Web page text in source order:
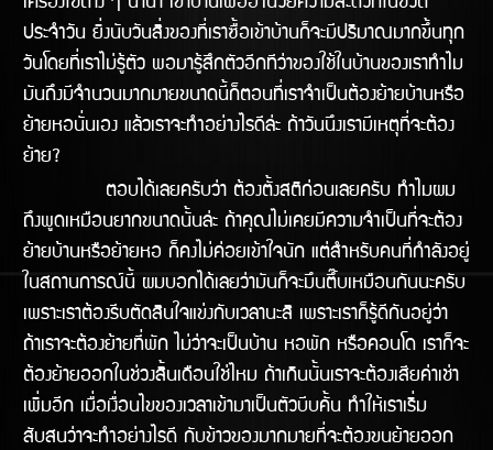
เครื่องใช้ต่าง ๆ นานา เข้าบ้านเพื่ออำนวยความสะดวกในชีวิต
ประจำวัน ยิ่งนับวันสิ่งของที่เราซื้อเข้าบ้านก็จะมีปริมาณมากขึ้นทุก
วันโดยที่เราไม่รู้ตัว พอมารู้สึกตัวอีกทีว่าของใช้ในบ้านของเราทำไม
มันถึงมีจำนวนมากมายขนาดนี้ก็ตอนที่เราจำเป็นต้องย้ายบ้านหรือ
ย้ายหอนั่นเอง แล้วเราจะทำอย่างไรดีล้่ะ ถ้าวันนึงเรามีเหตุที่จะต้อง
ย้าย?
ตอบได้เลยครับว่า ต้องตั้งสติก่อนเลยครับ ทำไมผม
ถึงพูดเหมือนยากขนาดนั้นล่ะ ถ้าคุณไม่เคยมีความจำเป็นที่จะต้อง
ย้ายบ้านหรือย้ายหอ ก็คงไม่ค่อยเข้้าใจนัก แต่สำหรับคนที่กำลังอยู่
ในสถานการณ์นี้ ผมบอกได้เลยว่ามันก็จะมึนตึ๊บเหมือนกันนะครับ
เพราะเราต้องรีบตัดสินใจแข่งกับเวลานะสิ เพราะเราก็รู้ดีกันอยู่ว่า
ถ้าเราจะต้องย้ายที่พัก ไม่ว่าจะเป็นบ้าน หอพัก หรือคอนโด เราก็จะ
ต้องย้ายออกในช่่วงสิ้นเดือนใช่ไหม ถ้าเกินนั้นเราจะต้องเสียค่าเช่า
เพิ่มอีก เมื่อเงื่อนไขของเวลาเข้ามาเป็นตัวบีบคั้น ทำให้เราเริ่ม
สับสนว่าจะทำอย่างไรดี กับข้าวของมากมายที่จะต้องขนย้ายออก